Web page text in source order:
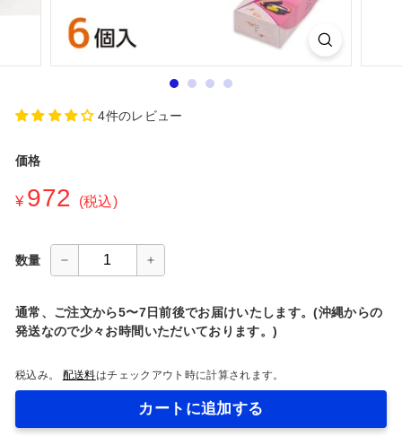
4件のレビュー
価格
常
¥ 972 ¥972
(税込)
数量
通常、ご注文から5〜7日前後でお届けいたします。(沖縄からの
発送なので少々お時間いただいております。)
税込み。 配送料はチェックアウト時に計算されます。
カートに追加する